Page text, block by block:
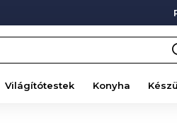
Világítótestek Konyha